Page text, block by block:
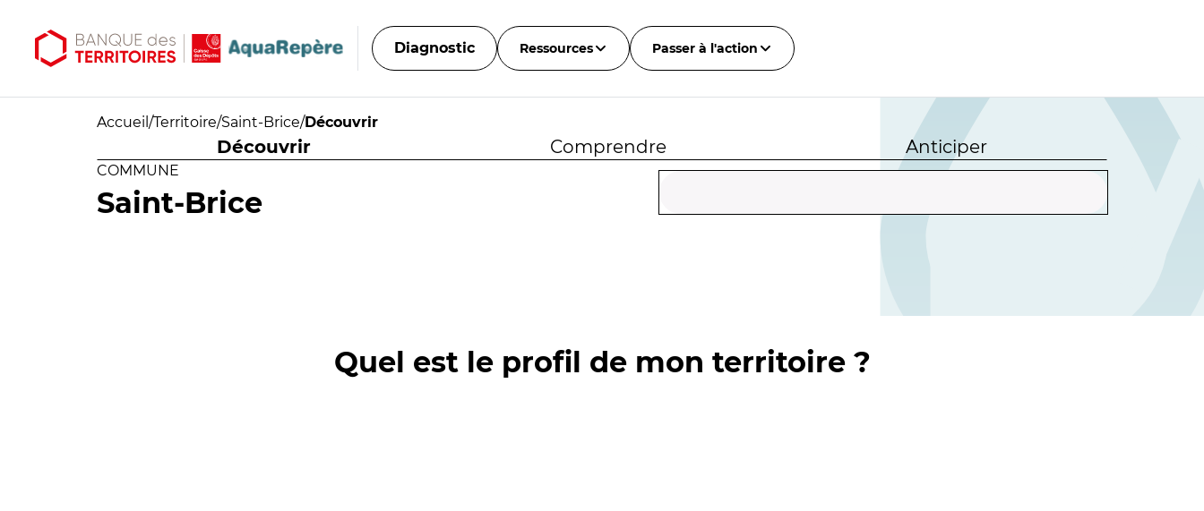
Diagnostic Ressources Passer à l'action
Accueil /Territoire/Saint-Brice/Découvrir
Découvrir Comprendre Anticiper
COMMUNE
Saint-Brice
Quel est le profil de mon territoire ?